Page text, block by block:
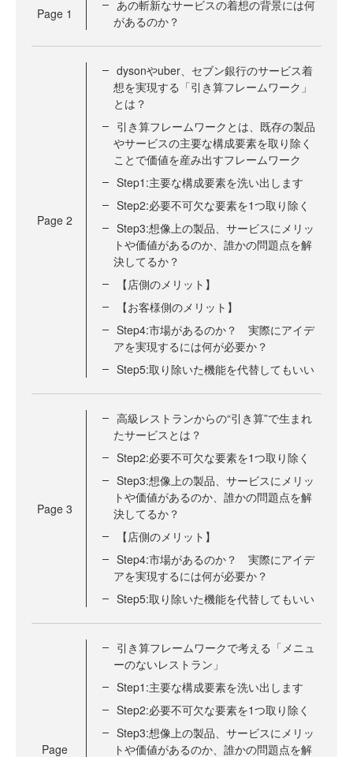
Page 1
あの斬新なサービスの着想の背景には何
があるのか？
Page 2
dysonやuber、セブン銀行のサービス着
想を実現する「引き算フレームワーク」
とは？
引き算フレームワークとは、既存の製品
やサービスの主要な構成要素を取り除く
ことで価値を産み出すフレームワーク
Step1:主要な構成要素を洗い出します
Step2:必要不可欠な要素を1つ取り除く
Step3:想像上の製品、サービスにメリッ
トや価値があるのか、誰かの問題点を解
決してるか？
【店側のメリット】
【お客様側のメリット】
Step4:市場があるのか？ 実際にアイデ
アを実現するには何が必要か？
Step5:取り除いた機能を代替してもいい
Page 3
高級レストランからの“引き算”で生まれ
たサービスとは？
Step2:必要不可欠な要素を1つ取り除く
Step3:想像上の製品、サービスにメリッ
トや価値があるのか、誰かの問題点を解
決してるか？
【店側のメリット】
Step4:市場があるのか？ 実際にアイデ
アを実現するには何が必要か？
Step5:取り除いた機能を代替してもいい
Page
引き算フレームワークで考える「メニュ
ーのないレストラン」
Step1:主要な構成要素を洗い出します
Step2:必要不可欠な要素を1つ取り除く
Step3:想像上の製品、サービスにメリッ
トや価値があるのか、誰かの問題点を解